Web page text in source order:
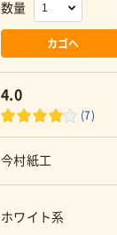
数量
カゴへ
4.0
(7)
今村紙工
ホワイト系